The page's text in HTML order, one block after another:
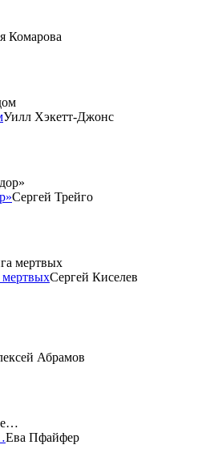
Комарова
Уилл Хэкетт-Джонс
Сергей Трейго
мертвыхСергей Киселев
Абрамов
Ева Пфайфер